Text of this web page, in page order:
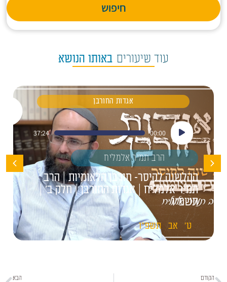
חיפוש
עוד שיעורים באותו הנושא
אגדות החורבן
נגן
אודיו
00:00
37:24
הרב תמיר אלמליח
ההלשנה לקיסר- חורבן הלאומיות | הרב
תמיר אלמליח | אגדות החורבן | חלק ב' |
תשפ"ו
ט' אב תשפ"ו
הקודם הבא